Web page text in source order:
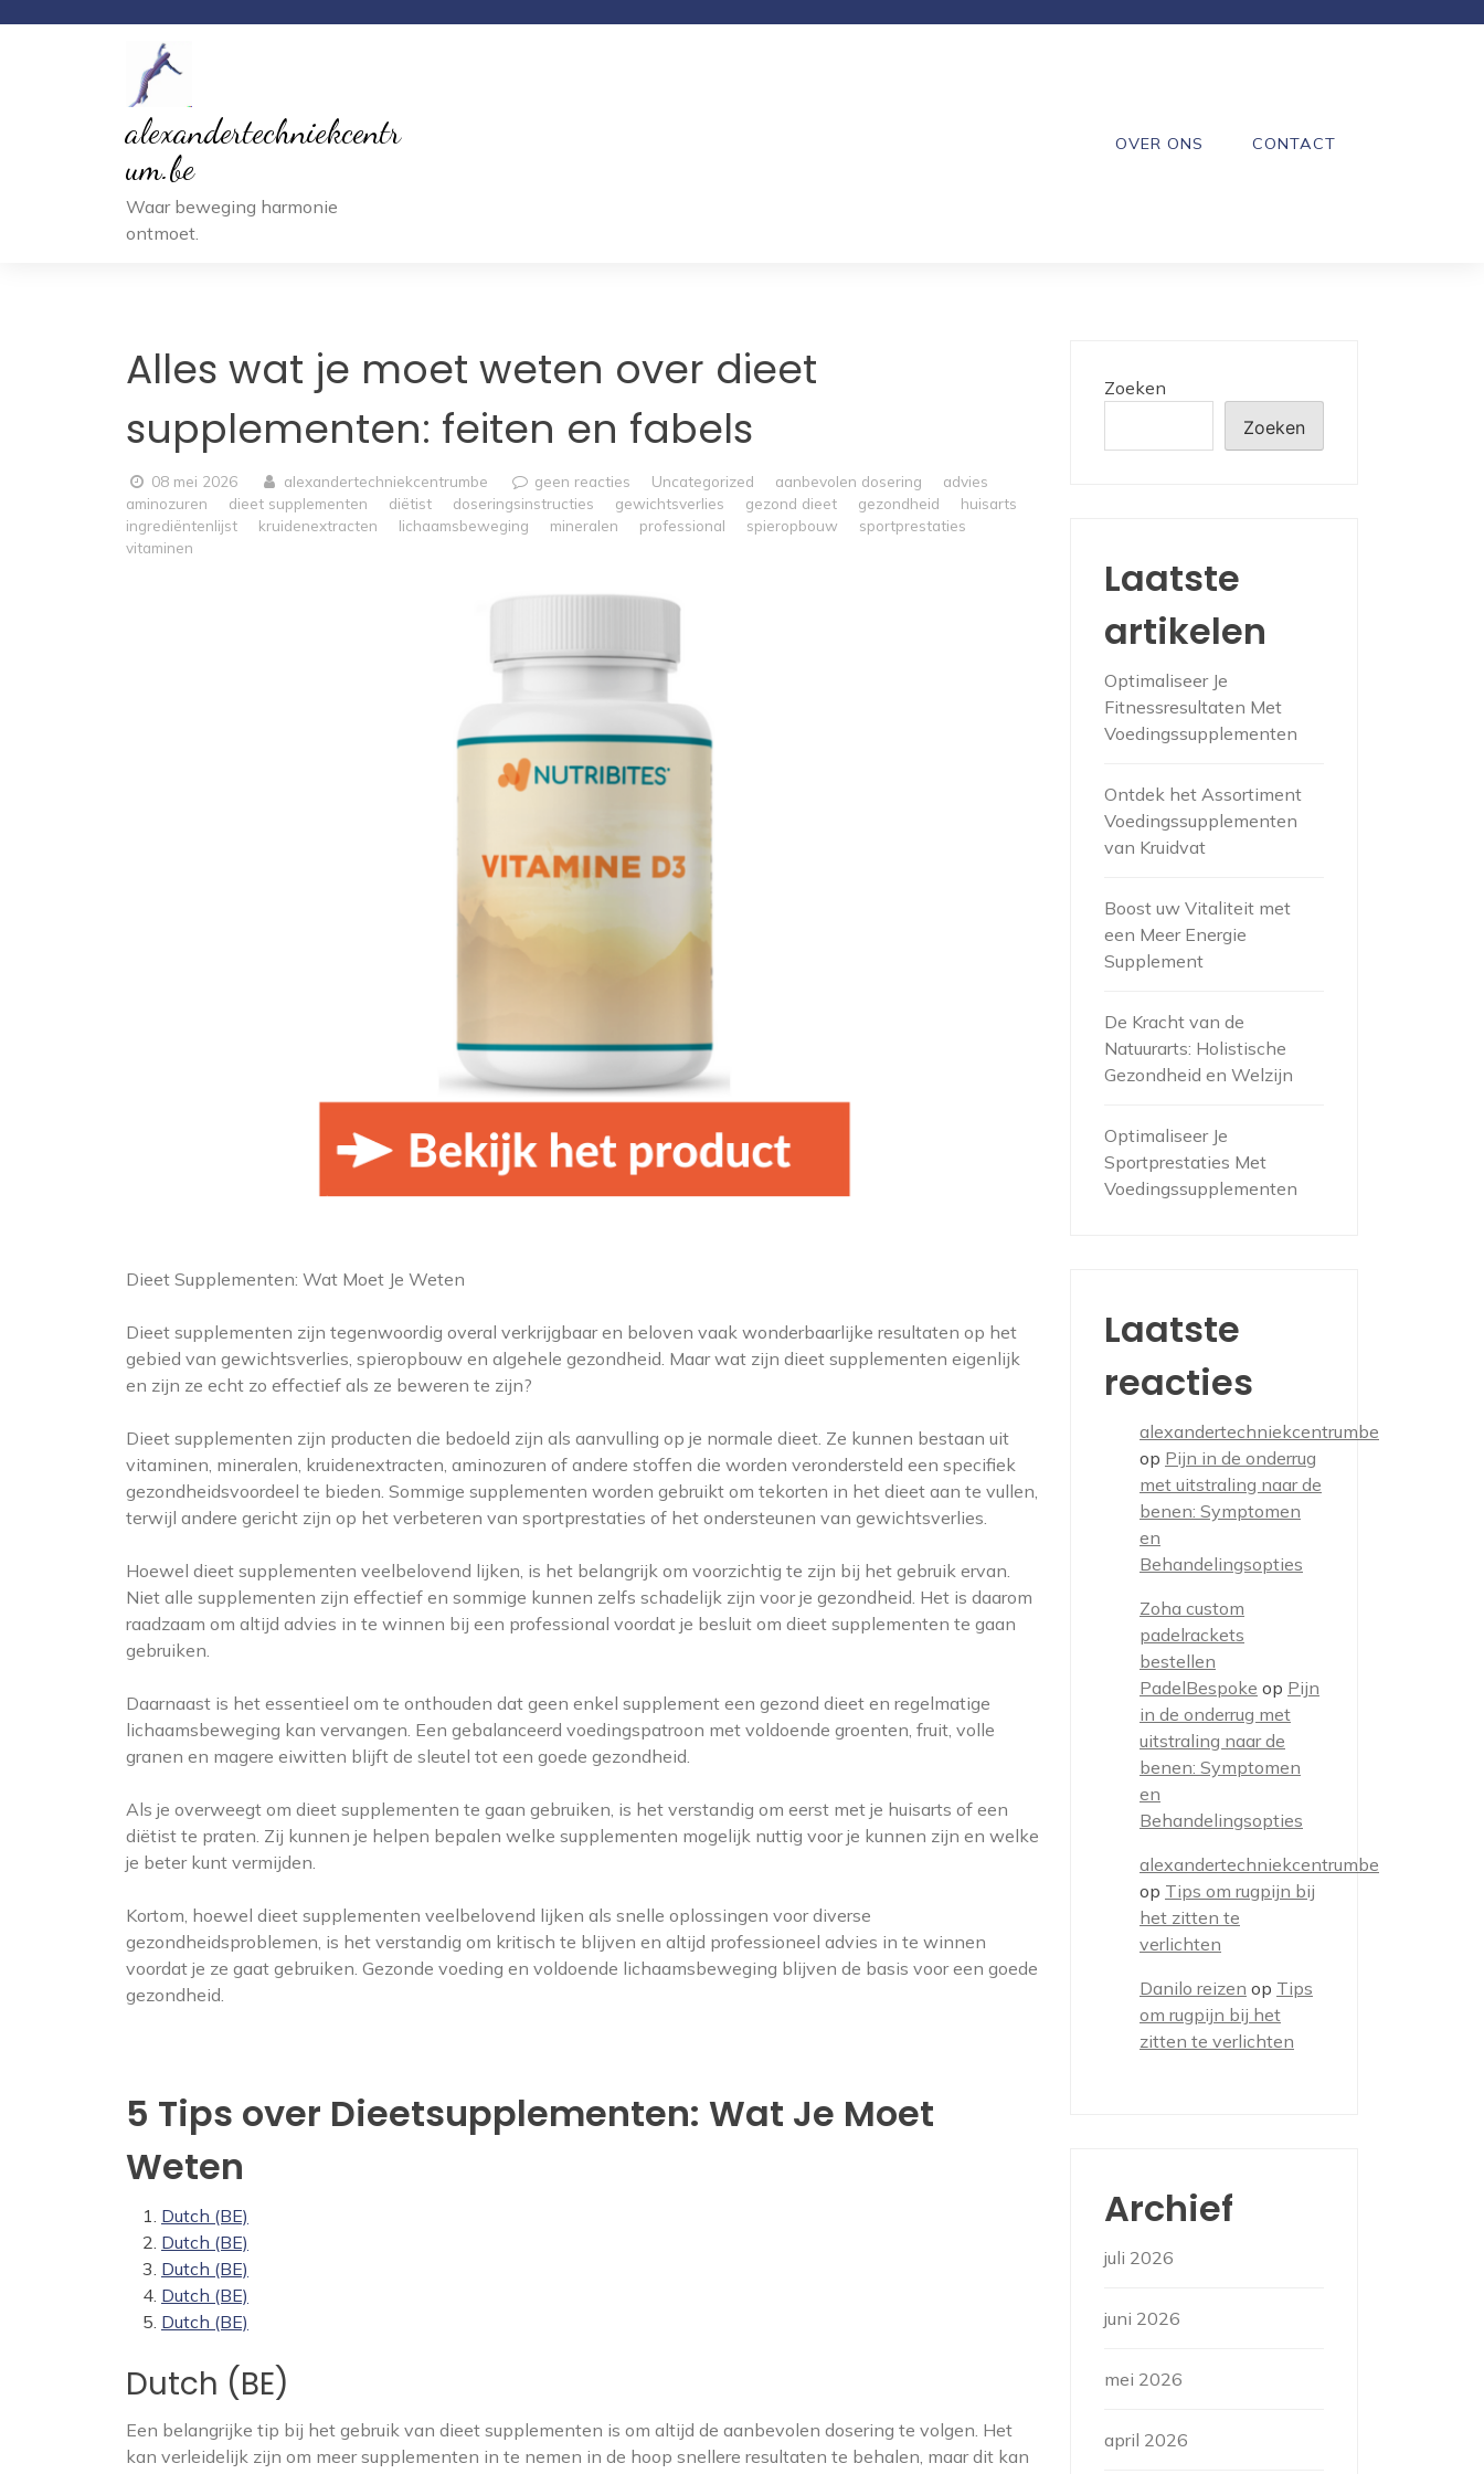
alexandertechniekcentr
um.be
Waar beweging harmonie
ontmoet.
OVER ONS CONTACT
Alles wat je moet weten over dieet
supplementen: feiten en fabels
08 mei 2026 alexandertechniekcentrumbe geen reacties Uncategorized aanbevolen dosering
advies
aminozuren
dieet supplementen diëtist doseringsinstructies gewichtsverlies gezond dieet gezondheid
huisarts
ingrediëntenlijst
kruidenextracten lichaamsbeweging mineralen professional spieropbouw
sportprestaties
vitaminen
Dieet Supplementen: Wat Moet Je Weten
Dieet supplementen zijn tegenwoordig overal verkrijgbaar en beloven vaak wonderbaarlijke resultaten op het
gebied van gewichtsverlies, spieropbouw en algehele gezondheid. Maar wat zijn dieet supplementen eigenlijk
en zijn ze echt zo effectief als ze beweren te zijn?
Dieet supplementen zijn producten die bedoeld zijn als aanvulling op je normale dieet. Ze kunnen bestaan uit
vitaminen, mineralen, kruidenextracten, aminozuren of andere stoffen die worden verondersteld een specifiek
gezondheidsvoordeel te bieden. Sommige supplementen worden gebruikt om tekorten in het dieet aan te vullen,
terwijl andere gericht zijn op het verbeteren van sportprestaties of het ondersteunen van gewichtsverlies.
Hoewel dieet supplementen veelbelovend lijken, is het belangrijk om voorzichtig te zijn bij het gebruik ervan.
Niet alle supplementen zijn effectief en sommige kunnen zelfs schadelijk zijn voor je gezondheid. Het is daarom
raadzaam om altijd advies in te winnen bij een professional voordat je besluit om dieet supplementen te gaan
gebruiken.
Daarnaast is het essentieel om te onthouden dat geen enkel supplement een gezond dieet en regelmatige
lichaamsbeweging kan vervangen. Een gebalanceerd voedingspatroon met voldoende groenten, fruit, volle
granen en magere eiwitten blijft de sleutel tot een goede gezondheid.
Als je overweegt om dieet supplementen te gaan gebruiken, is het verstandig om eerst met je huisarts of een
diëtist te praten. Zij kunnen je helpen bepalen welke supplementen mogelijk nuttig voor je kunnen zijn en welke
je beter kunt vermijden.
Kortom, hoewel dieet supplementen veelbelovend lijken als snelle oplossingen voor diverse
gezondheidsproblemen, is het verstandig om kritisch te blijven en altijd professioneel advies in te winnen
voordat je ze gaat gebruiken. Gezonde voeding en voldoende lichaamsbeweging blijven de basis voor een goede
gezondheid.
5 Tips over Dieetsupplementen: Wat Je Moet
Weten
Dutch (BE)
Dutch (BE)
Dutch (BE)
Dutch (BE)
Dutch (BE)
Dutch (BE)
Een belangrijke tip bij het gebruik van dieet supplementen is om altijd de aanbevolen dosering te volgen. Het
kan verleidelijk zijn om meer supplementen in te nemen in de hoop snellere resultaten te behalen, maar dit kan
Zoeken
Zoeken
Laatste
artikelen
Optimaliseer Je
Fitnessresultaten Met
Voedingssupplementen
Ontdek het Assortiment
Voedingssupplementen
van Kruidvat
Boost uw Vitaliteit met
een Meer Energie
Supplement
De Kracht van de
Natuurarts: Holistische
Gezondheid en Welzijn
Optimaliseer Je
Sportprestaties Met
Voedingssupplementen
Laatste
reacties
alexandertechniekcentrumbe
op Pijn in de onderrug
met uitstraling naar de
benen: Symptomen
en
Behandelingsopties
Zoha custom
padelrackets
bestellen
PadelBespoke op Pijn
in de onderrug met
uitstraling naar de
benen: Symptomen
en
Behandelingsopties
alexandertechniekcentrumbe
op Tips om rugpijn bij
het zitten te
verlichten
Danilo reizen op Tips
om rugpijn bij het
zitten te verlichten
Archief
juli 2026
juni 2026
mei 2026
april 2026